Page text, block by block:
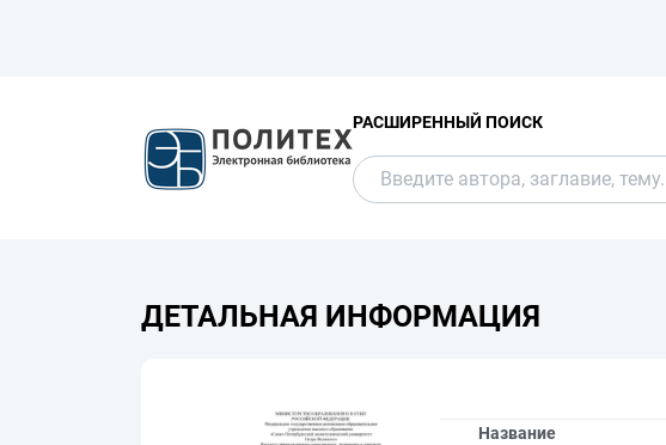
РАСШИРЕННЫЙ ПОИСК
ДЕТАЛЬНАЯ ИНФОРМАЦИЯ
Название